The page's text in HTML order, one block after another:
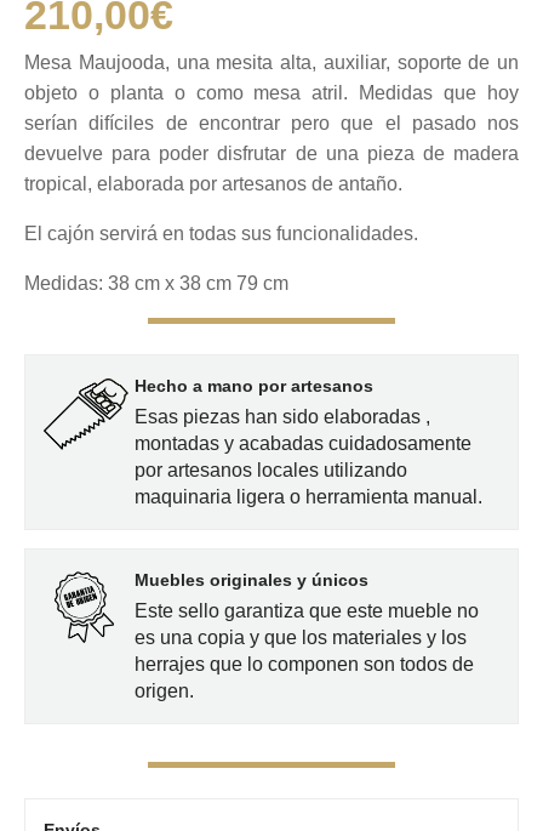
210,00€
Mesa Maujooda, una mesita alta, auxiliar, soporte de un
objeto o planta o como mesa atril. Medidas que hoy
serían difíciles de encontrar pero que el pasado nos
devuelve para poder disfrutar de una pieza de madera
tropical, elaborada por artesanos de antaño.
El cajón servirá en todas sus funcionalidades.
Medidas: 38 cm x 38 cm 79 cm
Hecho a mano por artesanos
Esas piezas han sido elaboradas ,
montadas y acabadas cuidadosamente
por artesanos locales utilizando
maquinaria ligera o herramienta manual.
Muebles originales y únicos
Este sello garantiza que este mueble no
es una copia y que los materiales y los
herrajes que lo componen son todos de
origen.